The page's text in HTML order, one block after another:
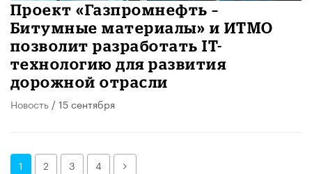
Проект «Газпромнефть –
Битумные материалы» и ИТМО
позволит разработать IT-
технологию для развития
дорожной отрасли
Новость / 15 сентября
1 2 3 4 Далее